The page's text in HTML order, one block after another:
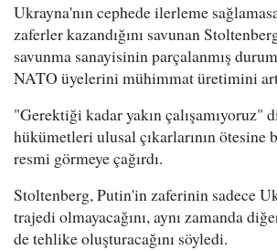
Ukrayna'nın cephede ilerleme
zaferler kazandığını savunan
savunma sanayisinin parçalanmış
NATO üyelerini mühimmat üretimini
"Gerektiği kadar yakın çalışamıyoruz"
hükümetleri ulusal çıkarlarının ötesine
resmi görmeye çağırdı.
Stoltenberg, Putin'in zaferinin sadece
trajedi olmayacağını, aynı zamanda
de tehlike oluşturacağını söyledi.